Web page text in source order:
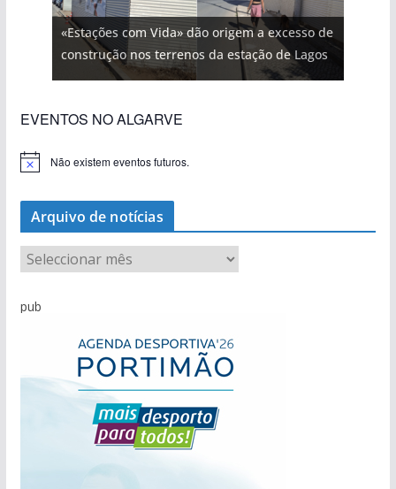
«Estações com Vida» dão origem a excesso de
construção nos terrenos da estação de Lagos
EVENTOS NO ALGARVE
Não existem eventos futuros.
Arquivo de notícias
q
pub